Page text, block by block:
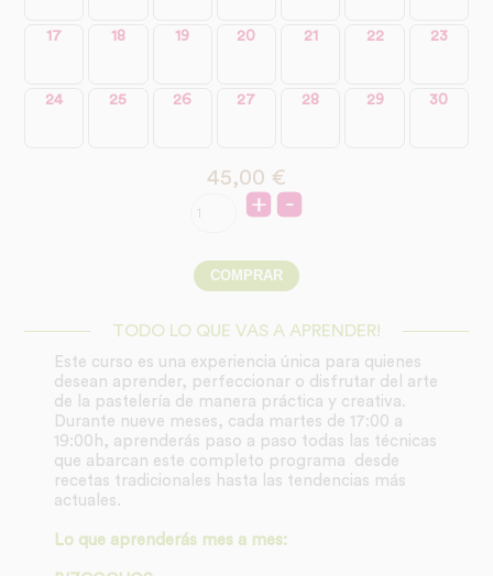
17 18 19 20 21 22 23
24 25 26 27 28 29 30
45,00 €
TODO LO QUE VAS A APRENDER!
Este curso es una experiencia única para quienes
desean aprender, perfeccionar o disfrutar del arte
de la pastelería de manera práctica y creativa.
Durante nueve meses, cada martes de 17:00 a
19:00h, aprenderás paso a paso todas las técnicas
que abarcan este completo programa desde
recetas tradicionales hasta las tendencias más
actuales.
Lo que aprenderás mes a mes: